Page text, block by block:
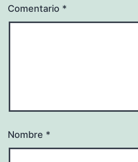
Comentario *
Nombre *